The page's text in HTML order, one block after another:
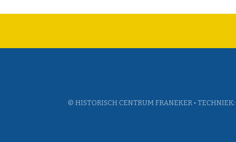
© HISTORISCH CENTRUM FRANEKER • TECHNIEK: